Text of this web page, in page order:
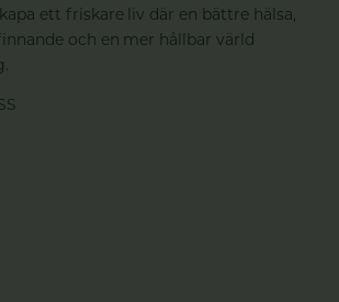
ett friskare liv där en bättre hälsa,
och en mer hållbar värld